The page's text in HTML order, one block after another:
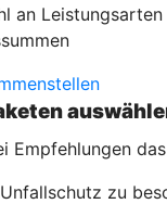
an Leistungsarten
Empfehlungen
zu